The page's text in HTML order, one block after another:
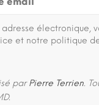
adresse électronique,
et notre politique
parPierre Terrien.